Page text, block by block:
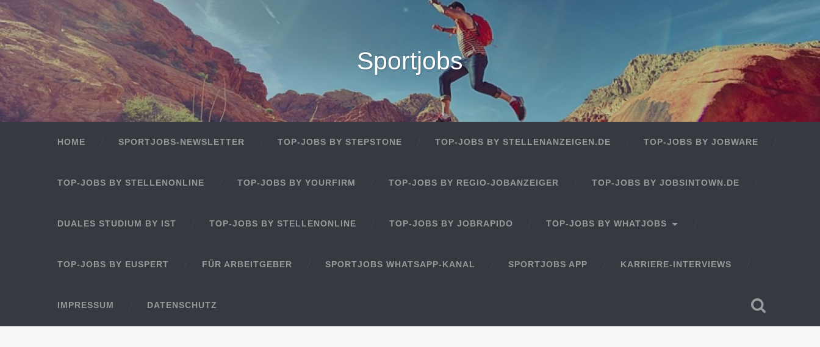
Sportjobs
HOME SPORTJOBS-NEWSLETTER TOP-JOBS BY STEPSTONE TOP-JOBS BY STELLENANZEIGEN.DE TOP-JOBS BY JOBWARE
TOP-JOBS BY STELLENONLINE TOP-JOBS BY YOURFIRM TOP-JOBS BY REGIO-JOBANZEIGER TOP-JOBS BY JOBSINTOWN.DE
DUALES STUDIUM BY IST TOP-JOBS BY STELLENONLINE TOP-JOBS BY JOBRAPIDO TOP-JOBS BY WHATJOBS
TOP-JOBS BY EUSPERT FÜR ARBEITGEBER SPORTJOBS WHATSAPP-KANAL SPORTJOBS APP KARRIERE-INTERVIEWS
IMPRESSUM DATENSCHUTZ